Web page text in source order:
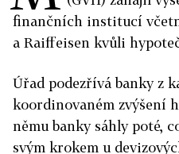
finančních institucí
a Raiffeisen kvůli
Úřad podezřívá banky z
koordinovaném zvýšení
němu banky sáhly poté,
svým krokem u